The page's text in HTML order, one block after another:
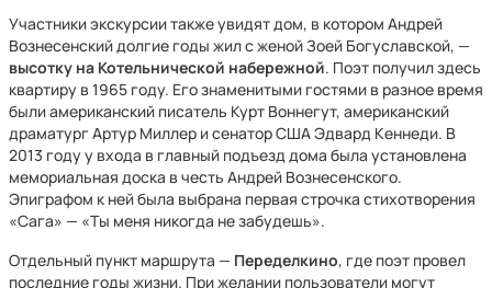
Участники экскурсии также увидят дом, в котором Андрей
Вознесенский долгие годы жил с женой Зоей Богуславской, —
высотку на Котельнической набережной. Поэт получил здесь
квартиру в 1965 году. Его знаменитыми гостями в разное время
были американский писатель Курт Воннегут, американский
драматург Артур Миллер и сенатор США Эдвард Кеннеди. В
2013 году у входа в главный подъезд дома была установлена
мемориальная доска в честь Андрей Вознесенского.
Эпиграфом к ней была выбрана первая строчка стихотворения
«Сага» — «Ты меня никогда не забудешь».
Отдельный пункт маршрута — Переделкино, где поэт провел
последние годы жизни. При желании пользователи могут